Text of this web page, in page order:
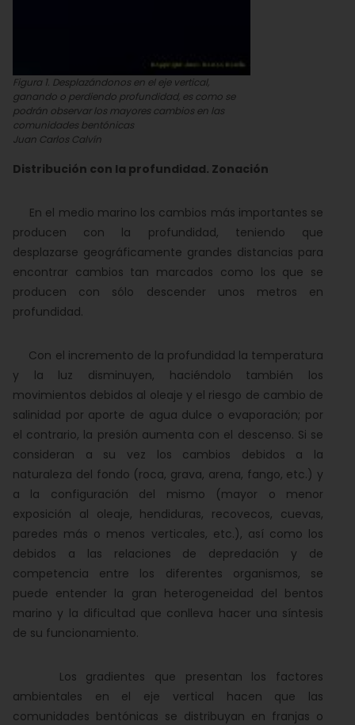
Figura 1. Desplazándonos en el eje vertical,
ganando o perdiendo profundidad, es como se
podrán observar los mayores cambios en las
comunidades bentónicas
Juan Carlos Calvín
Distribución con la profundidad. Zonación
En el medio marino los cambios más importantes se
producen con la profundidad, teniendo que
desplazarse geográficamente grandes distancias para
encontrar cambios tan marcados como los que se
producen con sólo descender unos metros en
profundidad.
Con el incremento de la profundidad la temperatura
y la luz disminuyen, haciéndolo también los
movimientos debidos al oleaje y el riesgo de cambio de
salinidad por aporte de agua dulce o evaporación; por
el contrario, la presión aumenta con el descenso. Si se
consideran a su vez los cambios debidos a la
naturaleza del fondo (roca, grava, arena, fango, etc.) y
a la configuración del mismo (mayor o menor
exposición al oleaje, hendiduras, recovecos, cuevas,
paredes más o menos verticales, etc.), así como los
debidos a las relaciones de depredación y de
competencia entre los diferentes organismos, se
puede entender la gran heterogeneidad del bentos
marino y la dificultad que conlleva hacer una síntesis
de su funcionamiento.
Los gradientes que presentan los factores
ambientales en el eje vertical hacen que las
comunidades bentónicas se distribuyan en franjas o